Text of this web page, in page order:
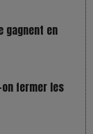
fermer les
un thriller